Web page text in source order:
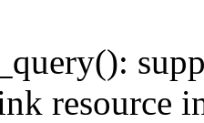
resource